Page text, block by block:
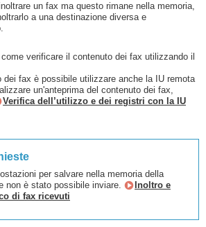
un fax ma questo rimane nella memoria,
a una destinazione diversa e
verificare il contenuto dei fax utilizzando il
dei fax è possibile utilizzare anche la IU remota
un'anteprima del contenuto dei fax,
Verifica dell’utilizzo e dei registri con la IU
per salvare nella memoria della
non è stato possibile inviare.
Inoltro e
di fax ricevuti